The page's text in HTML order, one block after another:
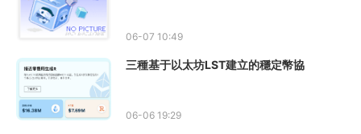
06-07 10:49
三種基于以太坊LST建立的穩定幣協
06-06 19:29